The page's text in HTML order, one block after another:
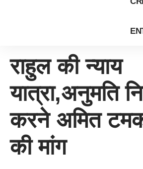
राहुल की न्याय
यात्रा,अनुमति
करने अमित
की मांग